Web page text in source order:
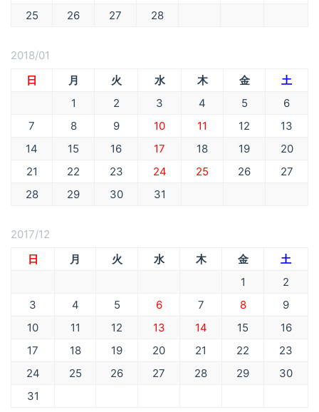
25
26 27 28
2018/01
日
月 火 水 木 金
土
1
2 3 4 5
6
7
8 9 10 11 12
13
14
15 16 17 18 19
20
21
22 23 24 25 26
27
28
29 30 31
2017/12
日
月 火 水 木 金
土
1
2
3
4 5 6 7 8
9
10
11 12 13 14 15
16
17
18 19 20 21 22
23
24
25 26 27 28 29
30
31